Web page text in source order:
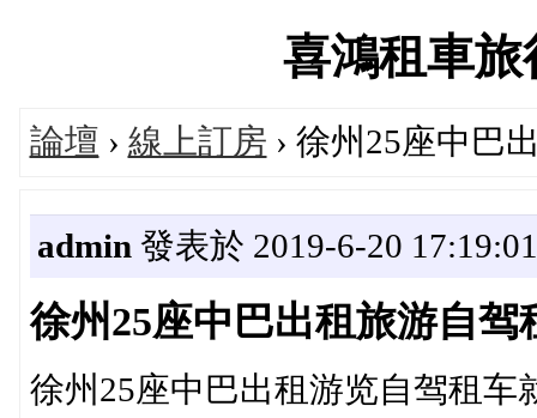
喜鴻租車
論壇 › 線上訂房 › 徐州25座中巴
admin 發表於 2019-6-20 17:19:01
徐州25座中巴出租旅游自
徐州25座中巴出租游览自驾租车